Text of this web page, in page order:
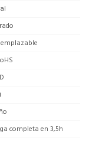
completa en 3,5h